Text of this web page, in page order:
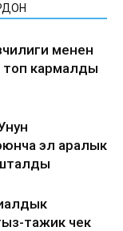
менен
топ кармалды
эл аралык
тажик чек